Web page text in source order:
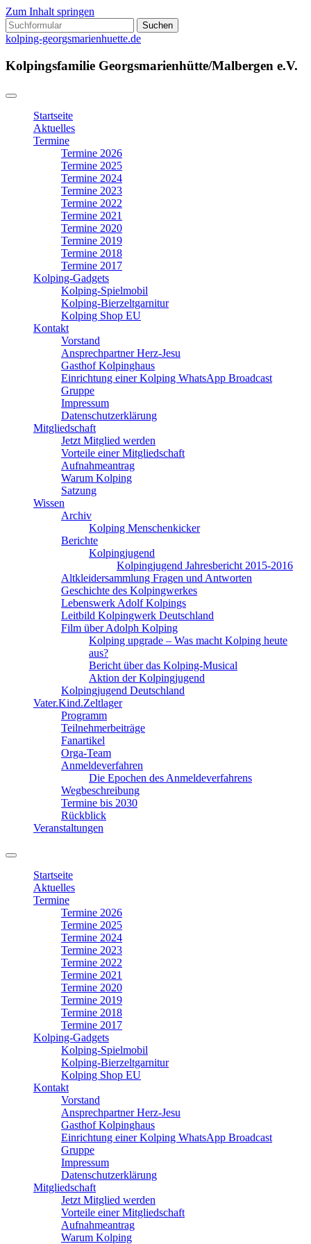
Zum Inhalt springen
Suchen
nach:
kolping-georgsmarienhuette.de
Kolpingsfamilie Georgsmarienhütte/Malbergen e.V.
Startseite
Aktuelles
Termine
Termine 2026
Termine 2025
Termine 2024
Termine 2023
Termine 2022
Termine 2021
Termine 2020
Termine 2019
Termine 2018
Termine 2017
Kolping-Gadgets
Kolping-Spielmobil
Kolping-Bierzeltgarnitur
Kolping Shop EU
Kontakt
Vorstand
Ansprechpartner Herz-Jesu
Gasthof Kolpinghaus
Einrichtung einer Kolping WhatsApp Broadcast
Gruppe
Impressum
Datenschutzerklärung
Mitgliedschaft
Jetzt Mitglied werden
Vorteile einer Mitgliedschaft
Aufnahmeantrag
Warum Kolping
Satzung
Wissen
Archiv
Kolping Menschenkicker
Berichte
Kolpingjugend
Kolpingjugend Jahresbericht 2015-2016
Altkleidersammlung Fragen und Antworten
Geschichte des Kolpingwerkes
Lebenswerk Adolf Kolpings
Leitbild Kolpingwerk Deutschland
Film über Adolph Kolping
Kolping upgrade – Was macht Kolping heute
aus?
Bericht über das Kolping-Musical
Aktion der Kolpingjugend
Kolpingjugend Deutschland
Vater.Kind.Zeltlager
Programm
Teilnehmerbeiträge
Fanartikel
Orga-Team
Anmeldeverfahren
Die Epochen des Anmeldeverfahrens
Wegbeschreibung
Termine bis 2030
Rückblick
Veranstaltungen
Suchfeld
ein-/ausblenden
Startseite
Aktuelles
Termine
Termine 2026
Termine 2025
Termine 2024
Termine 2023
Termine 2022
Termine 2021
Termine 2020
Termine 2019
Termine 2018
Termine 2017
Kolping-Gadgets
Kolping-Spielmobil
Kolping-Bierzeltgarnitur
Kolping Shop EU
Kontakt
Vorstand
Ansprechpartner Herz-Jesu
Gasthof Kolpinghaus
Einrichtung einer Kolping WhatsApp Broadcast
Gruppe
Impressum
Datenschutzerklärung
Mitgliedschaft
Jetzt Mitglied werden
Vorteile einer Mitgliedschaft
Aufnahmeantrag
Warum Kolping